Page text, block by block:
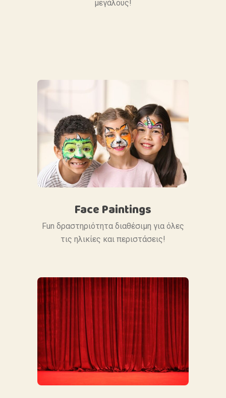
μεγάλους!
Face Paintings
Fun δραστηριότητα διαθέσιμη για όλες
τις ηλικίες και περιστάσεις!